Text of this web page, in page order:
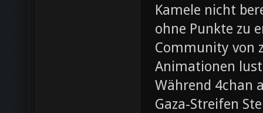
Kamele nicht
ohne Punkte zu
Community von
Animationen
Während 4chan
Gaza-Streifen